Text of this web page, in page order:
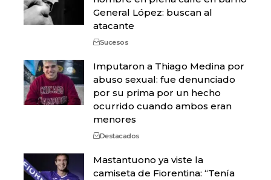
General López: buscan al
atacante
Sucesos
Imputaron a Thiago Medina por
abuso sexual: fue denunciado
por su prima por un hecho
ocurrido cuando ambos eran
menores
Destacados
Mastantuono ya viste la
camiseta de Fiorentina: “Tenía